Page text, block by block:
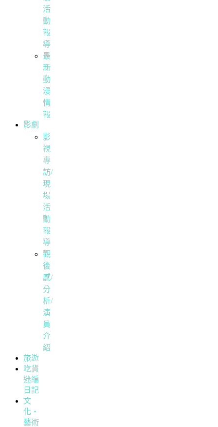
活
動
報
導
最
新
動
漫
情
報
影劇
影
視
專
訪/
現
場
活
動
報
導
觀
後
感/
分
析/
演
員
介
紹
旅遊
吃貨
迷編
日記
文
化・
藝術